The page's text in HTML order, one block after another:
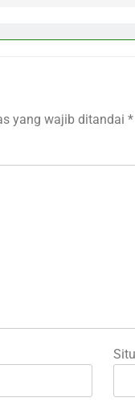
yang wajib ditandai *